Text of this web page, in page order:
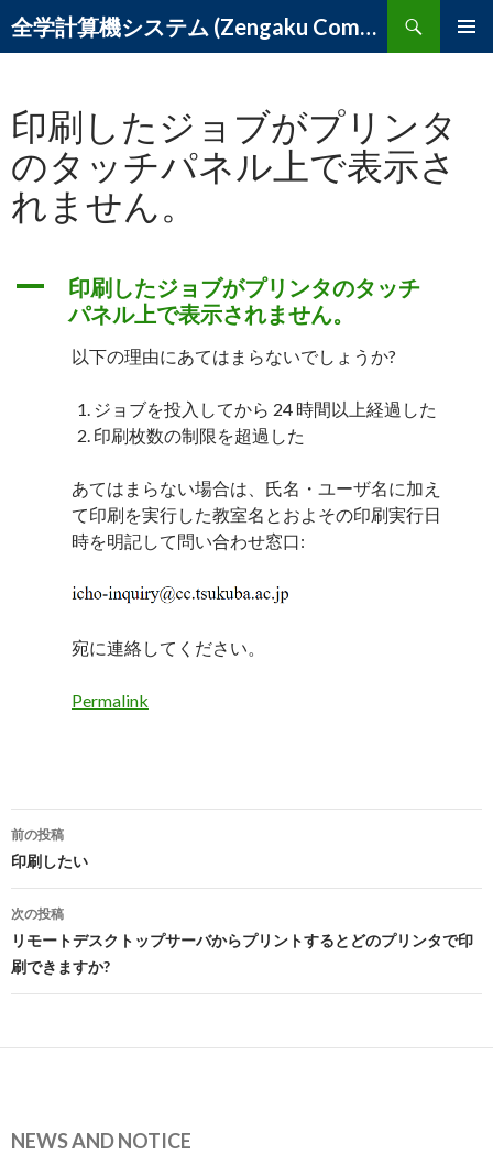
全学計算機システム (Zengaku Computer System) – 筑波大学 学術情報メディアセンター
検
索
ン
ツ
へ
ス
キ
ッ
印刷したジョブがプリンタ
のタッチパネル上で表示さ
れません。
A
印刷したジョブがプリンタのタッチ
パネル上で表示されません。
以下の理由にあてはまらないでしょうか?
ジョブを投入してから 24 時間以上経過した
印刷枚数の制限を超過した
あてはまらない場合は、氏名・ユーザ名に加え
て印刷を実行した教室名とおよその印刷実行日
時を明記して問い合わせ窓口:
宛に連絡してください。
Permalink
投
稿
ナ
ビ
ゲ
シ
ン
前の投稿
印刷したい
次の投稿
リモートデスクトップサーバからプリントするとどのプリンタで印
刷できますか?
NEWS AND NOTICE